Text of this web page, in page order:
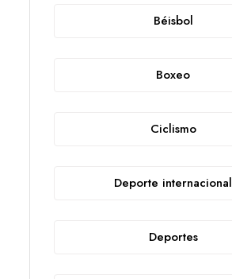
Béisbol
Boxeo
Ciclismo
Deporte internacional
Deportes